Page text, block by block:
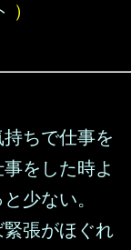
）
ちで仕事を
をした時よ
少ない。
張がほぐれ